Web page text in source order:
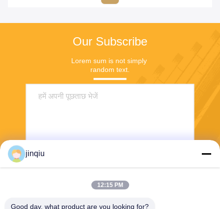
Our Subscribe
Lorem sum is not simply
random text.
jinqiu
12:15 PM
Good day, what product are you looking for?